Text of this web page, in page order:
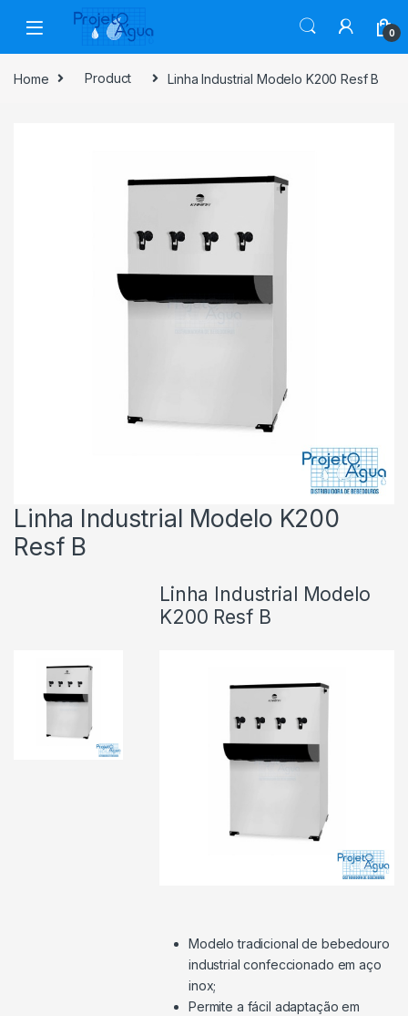
Skip to navigation
Skip to content
0
Home Product Linha Industrial Modelo K200 Resf B
Linha Industrial Modelo K200
Resf B
Linha Industrial Modelo
K200 Resf B
Modelo tradicional de bebedouro
industrial confeccionado em aço
inox;
Permite a fácil adaptação em